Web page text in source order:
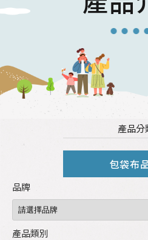
產品分
包袋布
品牌
產品類別